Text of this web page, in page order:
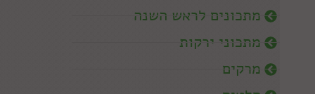
מתכונים לראש השנה
מתכוני ירקות
מרקים